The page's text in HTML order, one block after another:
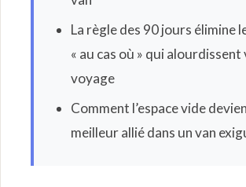
La règle des 90 jours élimine
« au cas où » qui
voyage
Comment l’espace vide
meilleur allié dans un van